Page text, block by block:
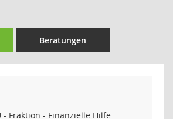
Beratungen
- Fraktion - Finanzielle Hilfe